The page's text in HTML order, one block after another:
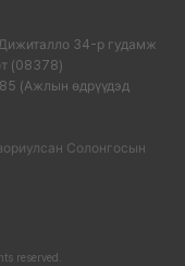
Дижиталло 34-р гудамж
(08378)
(Ажлын өдрүүдэд
Солонгосын
reserved.